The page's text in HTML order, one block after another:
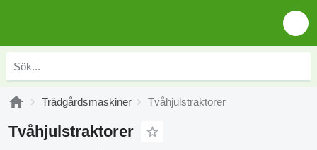
Trädgårdsmaskiner Tvåhjulstraktorer
Tvåhjulstraktorer